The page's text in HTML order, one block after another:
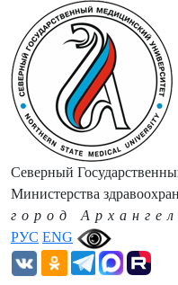
РУС ENG
Северный
Министерства
город